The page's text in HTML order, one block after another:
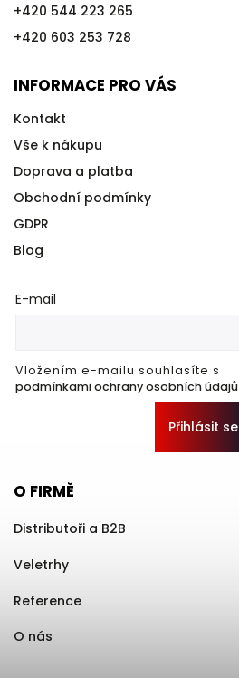
+420 544 223 265
+420 603 253 728
INFORMACE PRO VÁS
Kontakt
Vše k nákupu
Doprava a platba
Obchodní podmínky
GDPR
Blog
E-mail
Vložením e-mailu souhlasíte s
podmínkami ochrany osobních údajů
Přihlásit se
O FIRMĚ
Distributoři a B2B
Veletrhy
Reference
O nás